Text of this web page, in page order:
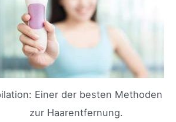
Einer der besten Methoden
zur Haarentfernung.